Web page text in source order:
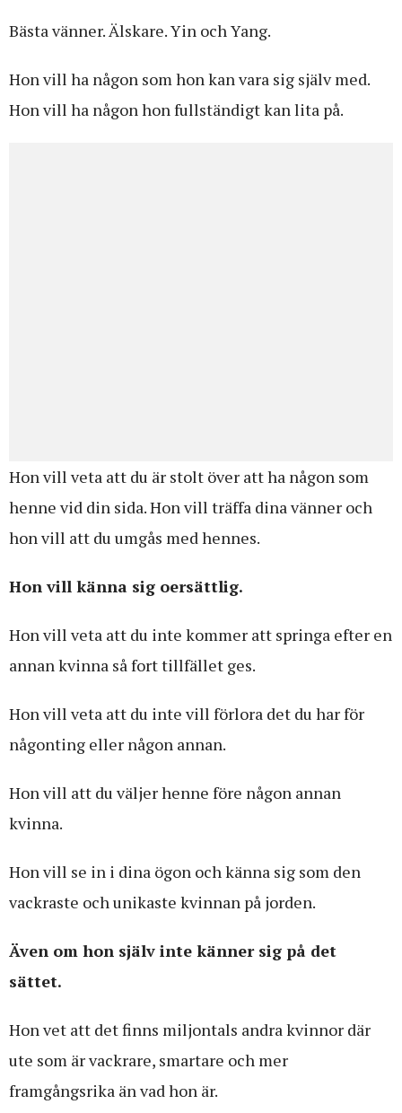
Bästa vänner. Älskare. Yin och Yang.
Hon vill ha någon som hon kan vara sig själv med.
Hon vill ha någon hon fullständigt kan lita på.
Hon vill veta att du är stolt över att ha någon som
henne vid din sida. Hon vill träffa dina vänner och
hon vill att du umgås med hennes.
Hon vill känna sig oersättlig.
Hon vill veta att du inte kommer att springa efter en
annan kvinna så fort tillfället ges.
Hon vill veta att du inte vill förlora det du har för
någonting eller någon annan.
Hon vill att du väljer henne före någon annan
kvinna.
Hon vill se in i dina ögon och känna sig som den
vackraste och unikaste kvinnan på jorden.
Även om hon själv inte känner sig på det
sättet.
Hon vet att det finns miljontals andra kvinnor där
ute som är vackrare, smartare och mer
framgångsrika än vad hon är.